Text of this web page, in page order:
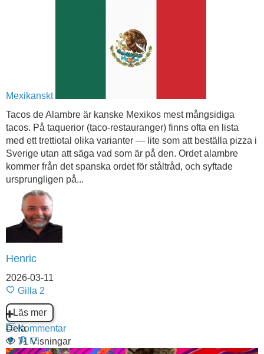
Mexikanskt
Tacos de Alambre är kanske Mexikos mest mångsidiga
tacos. På taquerior (taco-restauranger) finns ofta en lista
med ett trettiotal olika varianter — lite som att beställa pizza i
Sverige utan att säga vad som är på den. Ordet alambre
kommer från det spanska ordet för ståltråd, och syftade
ursprungligen på...
Henric
2026-03-11
Gilla 2
Läs mer
Kommentar
71 Visningar
Dela